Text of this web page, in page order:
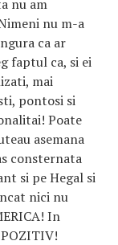
nu am
nu m-a
ca ar
faptul ca, si ei
mai
pontosi si
Poate
asemana
consternata
si pe Hegal si
nici nu
In